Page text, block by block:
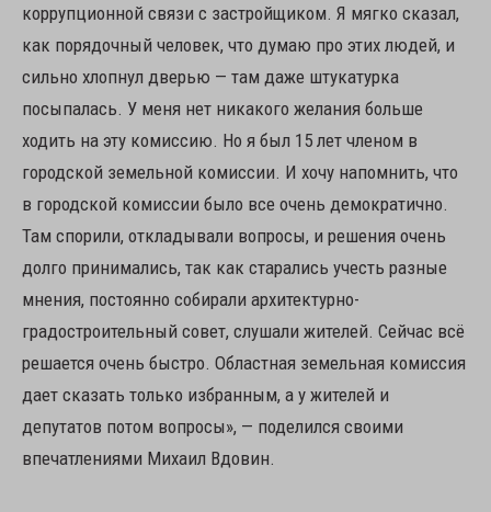
коррупционной связи с застройщиком. Я мягко сказал,
как порядочный человек, что думаю про этих людей, и
сильно хлопнул дверью — там даже штукатурка
посыпалась. У меня нет никакого желания больше
ходить на эту комиссию. Но я был 15 лет членом в
городской земельной комиссии. И хочу напомнить, что
в городской комиссии было все очень демократично.
Там спорили, откладывали вопросы, и решения очень
долго принимались, так как старались учесть разные
мнения, постоянно собирали архитектурно-
градостроительный совет, слушали жителей. Сейчас всё
решается очень быстро. Областная земельная комиссия
дает сказать только избранным, а у жителей и
депутатов потом вопросы», — поделился своими
впечатлениями Михаил Вдовин.